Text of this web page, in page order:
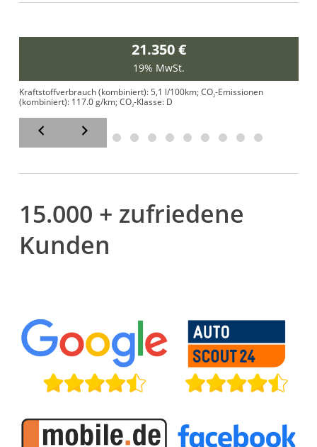
21.350 €
19% MwSt.
Kraftstoffverbrauch (kombiniert): 5,1 l/100km;CO2-Emissionen
(kombiniert): 117.0 g/km;CO2-Klasse: D
15.000 + zufriedene
Kunden